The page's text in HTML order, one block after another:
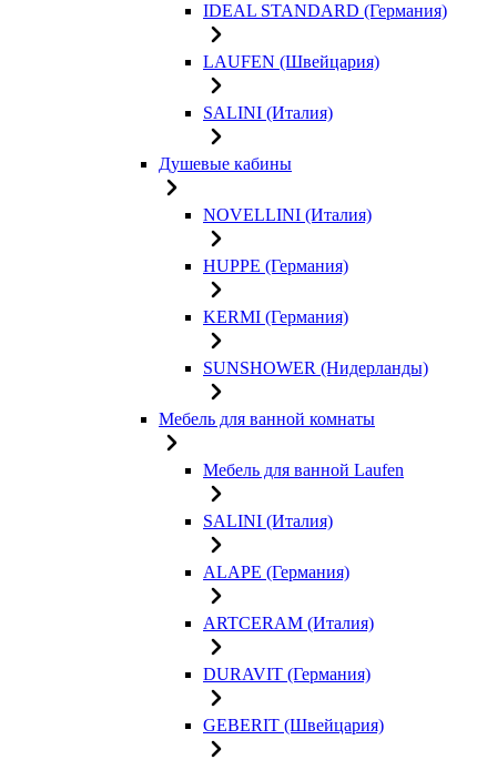
IDEAL STANDARD (Германия)
LAUFEN (Швейцария)
SALINI (Италия)
Душевые кабины
NOVELLINI (Италия)
HUPPE (Германия)
KERMI (Германия)
SUNSHOWER (Нидерланды)
Мебель для ванной комнаты
Мебель для ванной Laufen
SALINI (Италия)
ALAPE (Германия)
ARTCERAM (Италия)
DURAVIT (Германия)
GEBERIT (Швейцария)